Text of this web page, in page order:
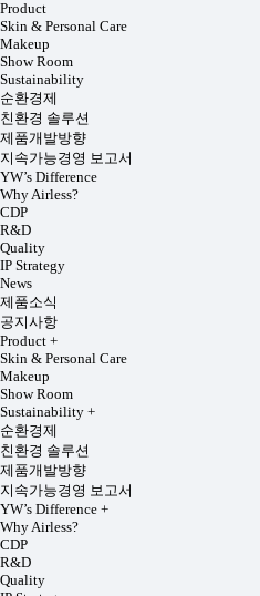
Product
Skin & Personal Care
Makeup
Show Room
Sustainability
순환경제
친환경 솔루션
제품개발방향
지속가능경영 보고서
YW’s Difference
Why Airless?
CDP
R&D
Quality
IP Strategy
News
제품소식
공지사항
Product +
Skin & Personal Care
Makeup
Show Room
Sustainability +
순환경제
친환경 솔루션
제품개발방향
지속가능경영 보고서
YW’s Difference +
Why Airless?
CDP
R&D
Quality